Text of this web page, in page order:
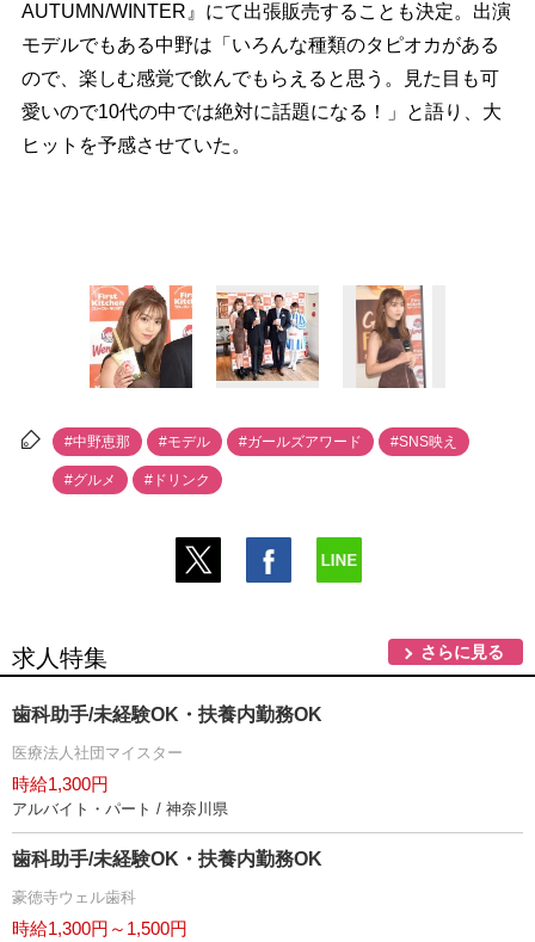
AUTUMN/WINTER』にて出張販売することも決定。出演
モデルでもある中野は「いろんな種類のタピオカがある
ので、楽しむ感覚で飲んでもらえると思う。見た目も可
愛いので10代の中では絶対に話題になる！」と語り、大
ヒットを予感させていた。
#中野恵那 #モデル #ガールズアワード #SNS映え
#グルメ #ドリンク
求人特集 さらに見る
歯科助手/未経験OK・扶養内勤務OK
医療法人社団マイスター
時給1,300円
アルバイト・パート / 神奈川県
歯科助手/未経験OK・扶養内勤務OK
豪徳寺ウェル歯科
時給1,300円～1,500円